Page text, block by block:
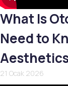
What Is
Need to
21 Ocak 2026